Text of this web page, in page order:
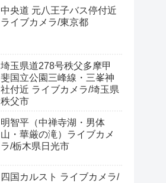
中央道 元八王子バス停付近
ライブカメラ/東京都
埼玉県道278号秩父多摩甲
斐国立公園三峰線・三峯神
社付近 ライブカメラ/埼玉県
秩父市
明智平（中禅寺湖・男体
山・華厳の滝）ライブカメ
ラ/栃木県日光市
四国カルスト ライブカメラ/